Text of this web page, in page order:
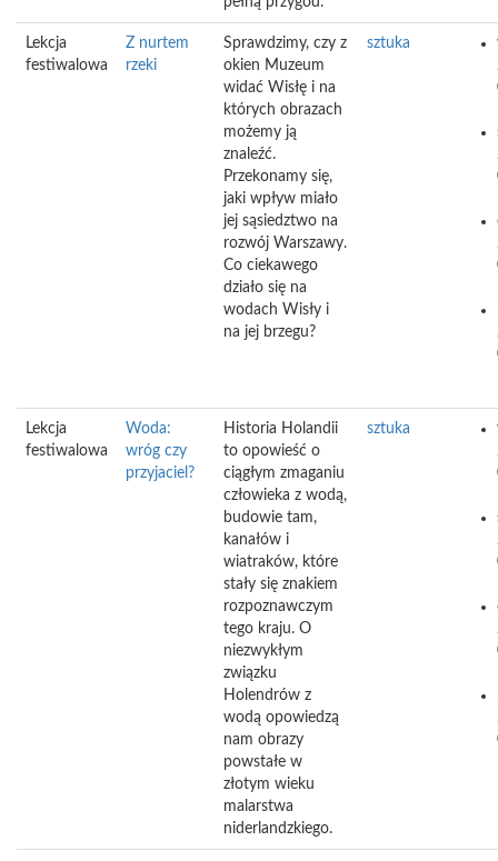
Lekcja
festiwalowa
Z nurtem
rzeki
Sprawdzimy, czy z
okien Muzeum
widać Wisłę i na
których obrazach
możemy ją
znaleźć.
Przekonamy się,
jaki wpływ miało
jej sąsiedztwo na
rozwój Warszawy.
Co ciekawego
działo się na
wodach Wisły i
na jej brzegu?
sztuka
Lekcja
festiwalowa
Woda:
wróg czy
przyjaciel?
Historia Holandii
to opowieść o
ciągłym zmaganiu
człowieka z wodą,
budowie tam,
kanałów i
wiatraków, które
stały się znakiem
rozpoznawczym
tego kraju. O
niezwykłym
związku
Holendrów z
wodą opowiedzą
nam obrazy
powstałe w
złotym wieku
malarstwa
niderlandzkiego.
sztuka